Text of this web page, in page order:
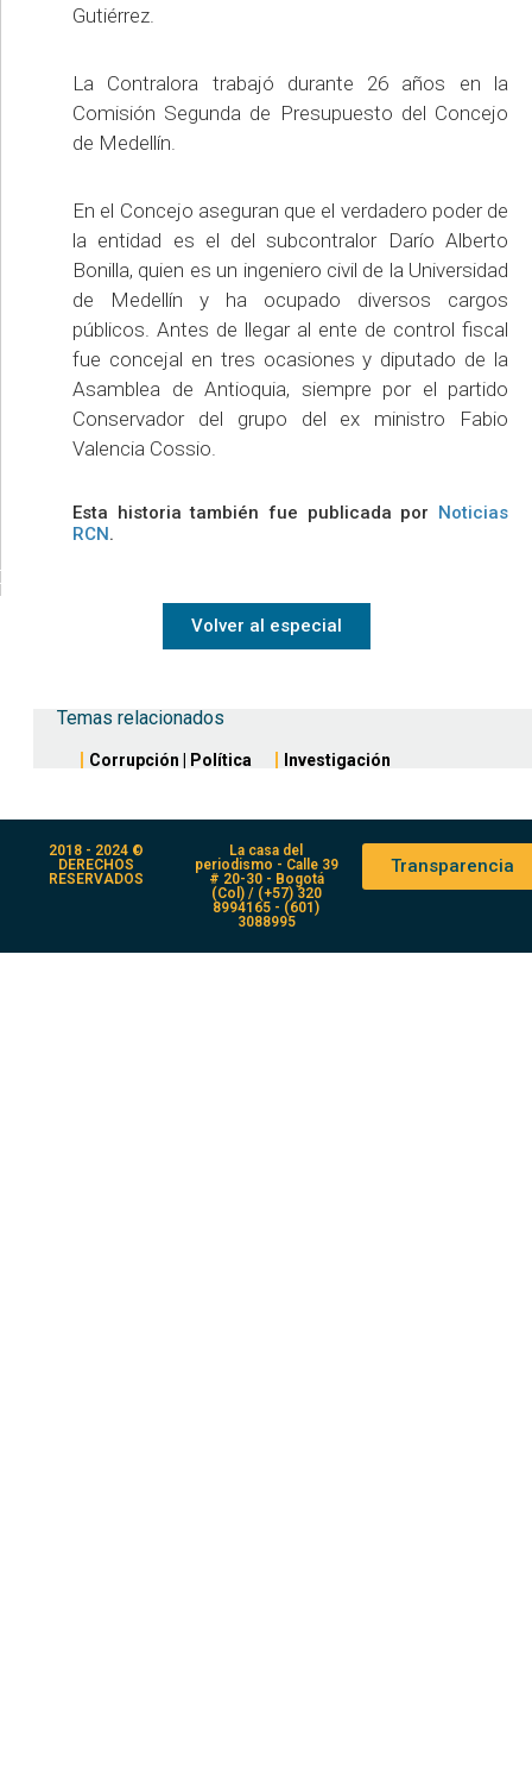
Gutiérrez.
La Contralora trabajó durante 26 años en la
Comisión Segunda de Presupuesto del Concejo
de Medellín.
En el Concejo aseguran que el verdadero poder de
la entidad es el del subcontralor Darío Alberto
Bonilla, quien es un ingeniero civil de la Universidad
de Medellín y ha ocupado diversos cargos
públicos. Antes de llegar al ente de control fiscal
fue concejal en tres ocasiones y diputado de la
Asamblea de Antioquia, siempre por el partido
Conservador del grupo del ex ministro Fabio
Valencia Cossio.
Esta historia también fue publicada por Noticias
RCN.
Volver al especial
Temas relacionados
Corrupción | Política Investigación
2018 - 2024 ©
DERECHOS
RESERVADOS
La casa del
periodismo - Calle 39
# 20-30 - Bogotá
(Col) / (+57) 320
8994165 - (601)
3088995
Transparencia